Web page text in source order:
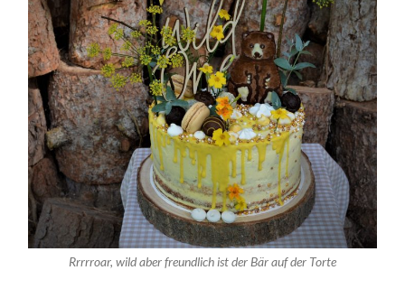
Rrrrroar, wild aber freundlich ist der Bär auf der Torte